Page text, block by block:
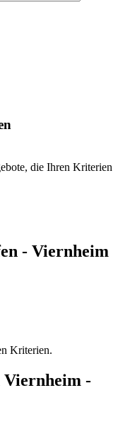
die Ihren Kriterien
- Viernheim
Kriterien.
Viernheim -